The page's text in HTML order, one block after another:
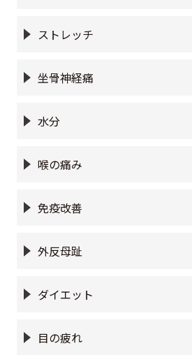
ストレッチ
坐骨神経痛
水分
喉の痛み
免疫改善
外反母趾
ダイエット
目の疲れ